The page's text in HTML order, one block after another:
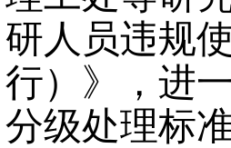
研人员违规
行）》，进
分级处理标